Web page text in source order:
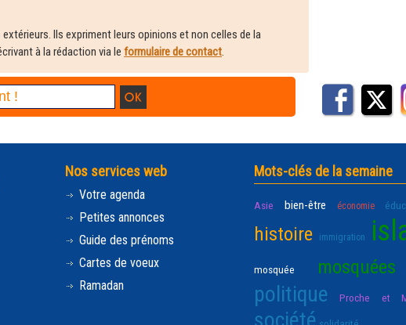
Ils expriment leurs opinions et non celles de la
à la rédaction via le formulaire de contact.
Nos services web
Votre agenda
Petites annonces
Guide des prénoms
Cartes de voeux
Ramadan
Mots-clés de la semaine
Asie bien-être économie
histoire immigration
mosquée mosquées
politique Proche et